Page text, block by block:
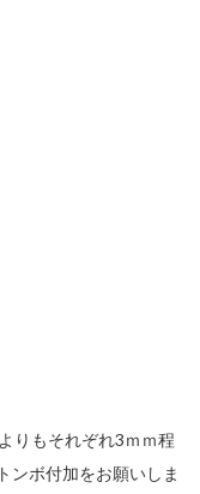
りもそれぞれ3ｍｍ程
ンボ付加をお願いしま